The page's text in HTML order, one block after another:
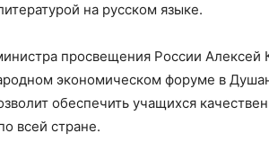
на русском языке.
просвещения России Алексей
экономическом форуме в
обеспечить учащихся
всей стране.